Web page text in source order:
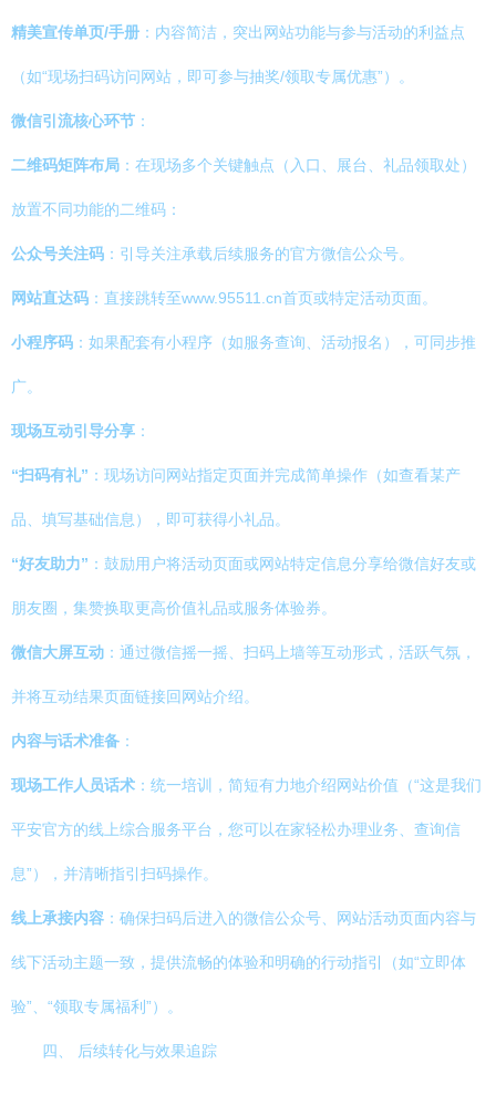
精美宣传单页/手册 ：内容简洁，突出网站功能与参与活动的利益点
（如“现场扫码访问网站，即可参与抽奖/领取专属优惠”）。
微信引流核心环节 ：
二维码矩阵布局 ：在现场多个关键触点（入口、展台、礼品领取处）
放置不同功能的二维码：
公众号关注码 ：引导关注承载后续服务的官方微信公众号。
网站直达码 ：直接跳转至www.95511.cn首页或特定活动页面。
小程序码 ：如果配套有小程序（如服务查询、活动报名），可同步推
广。
现场互动引导分享 ：
“扫码有礼” ：现场访问网站指定页面并完成简单操作（如查看某产
品、填写基础信息），即可获得小礼品。
“好友助力” ：鼓励用户将活动页面或网站特定信息分享给微信好友或
朋友圈，集赞换取更高价值礼品或服务体验券。
微信大屏互动 ：通过微信摇一摇、扫码上墙等互动形式，活跃气氛，
并将互动结果页面链接回网站介绍。
内容与话术准备 ：
现场工作人员话术 ：统一培训，简短有力地介绍网站价值（“这是我们
平安官方的线上综合服务平台，您可以在家轻松办理业务、查询信
息”），并清晰指引扫码操作。
线上承接内容 ：确保扫码后进入的微信公众号、网站活动页面内容与
线下活动主题一致，提供流畅的体验和明确的行动指引（如“立即体
验”、“领取专属福利”）。
四、 后续转化与效果追踪